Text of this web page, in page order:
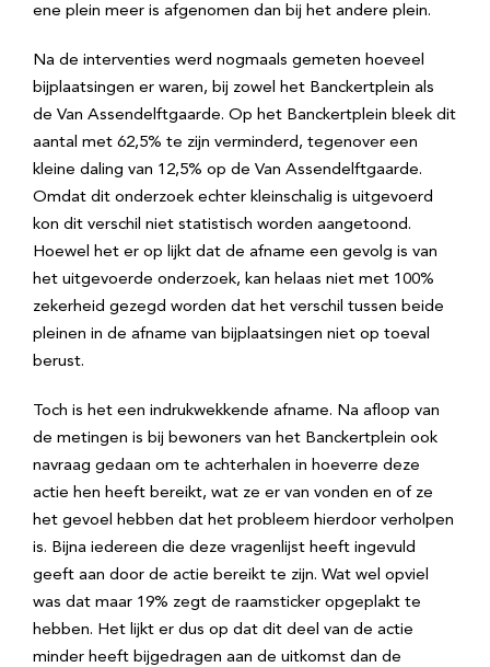
ene plein meer is afgenomen dan bij het andere plein.
Na de interventies werd nogmaals gemeten hoeveel
bijplaatsingen er waren, bij zowel het Banckertplein als
de Van Assendelftgaarde. Op het Banckertplein bleek dit
aantal met 62,5% te zijn verminderd, tegenover een
kleine daling van 12,5% op de Van Assendelftgaarde.
Omdat dit onderzoek echter kleinschalig is uitgevoerd
kon dit verschil niet statistisch worden aangetoond.
Hoewel het er op lijkt dat de afname een gevolg is van
het uitgevoerde onderzoek, kan helaas niet met 100%
zekerheid gezegd worden dat het verschil tussen beide
pleinen in de afname van bijplaatsingen niet op toeval
berust.
Toch is het een indrukwekkende afname. Na afloop van
de metingen is bij bewoners van het Banckertplein ook
navraag gedaan om te achterhalen in hoeverre deze
actie hen heeft bereikt, wat ze er van vonden en of ze
het gevoel hebben dat het probleem hierdoor verholpen
is. Bijna iedereen die deze vragenlijst heeft ingevuld
geeft aan door de actie bereikt te zijn. Wat wel opviel
was dat maar 19% zegt de raamsticker opgeplakt te
hebben. Het lijkt er dus op dat dit deel van de actie
minder heeft bijgedragen aan de uitkomst dan de